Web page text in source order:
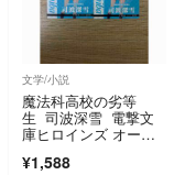
文学/小説
魔法科高校の劣等
生 司波深雪 電撃文
庫ヒロインズ オール
¥1,588